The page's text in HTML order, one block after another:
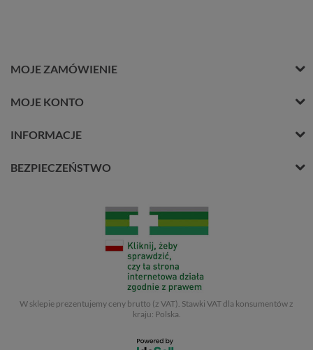
MOJE ZAMÓWIENIE
MOJE KONTO
INFORMACJE
BEZPIECZEŃSTWO
W sklepie prezentujemy ceny brutto (z VAT). Stawki VAT dla konsumentów z
kraju: Polska.